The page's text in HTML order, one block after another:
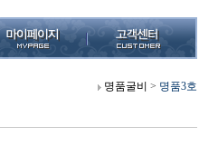
명품굴비 > 명품3호